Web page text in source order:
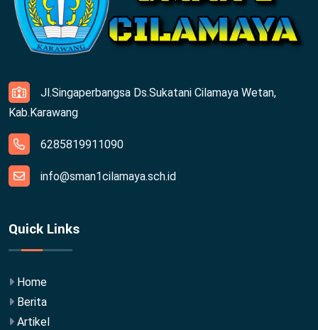
Jl.Singaperbangsa Ds.Sukatani Cilamaya Wetan,
Kab.Karawang
6285819911090
info@sman1cilamaya.sch.id
Quick Links
Home
Berita
Artikel